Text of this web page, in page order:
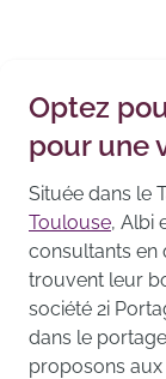
Optez
pour une
Située dans le
Toulouse, Albi
consultants en
trouvent leur
société 2i
dans le
proposons